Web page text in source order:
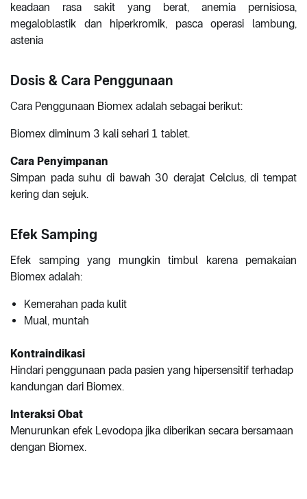
keadaan rasa sakit yang berat, anemia pernisiosa,
megaloblastik dan hiperkromik, pasca operasi lambung,
astenia
Dosis & Cara Penggunaan
Cara Penggunaan Biomex adalah sebagai berikut:
Biomex diminum 3 kali sehari 1 tablet.
Cara Penyimpanan
Simpan pada suhu di bawah 30 derajat Celcius, di tempat
kering dan sejuk.
Efek Samping
Efek samping yang mungkin timbul karena pemakaian
Biomex adalah:
Kemerahan pada kulit
Mual, muntah
Kontraindikasi
Hindari penggunaan pada pasien yang hipersensitif terhadap
kandungan dari Biomex.
Interaksi Obat
Menurunkan efek Levodopa jika diberikan secara bersamaan
dengan Biomex.